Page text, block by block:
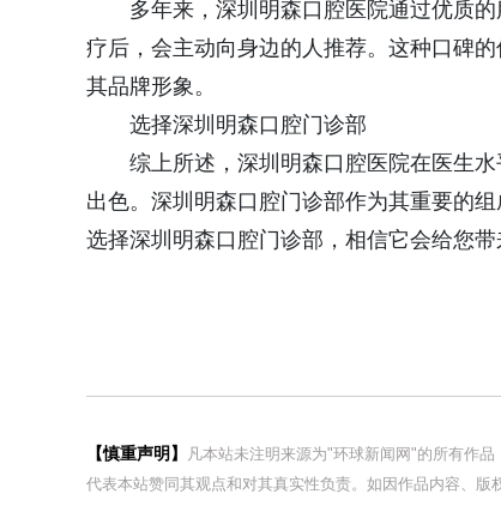
多年来，深圳明森口腔医院通过优质的
疗后，会主动向身边的人推荐。这种口碑
其品牌形象。
选择深圳明森口腔门诊部
综上所述，深圳明森口腔医院在医生水
出色。深圳明森口腔门诊部作为其重要的
选择深圳明森口腔门诊部，相信它会给您带
【慎重声明】
凡本站未注明来源为"环球新闻网"的所有作
代表本站赞同其观点和对其真实性负责。如因作品内容、